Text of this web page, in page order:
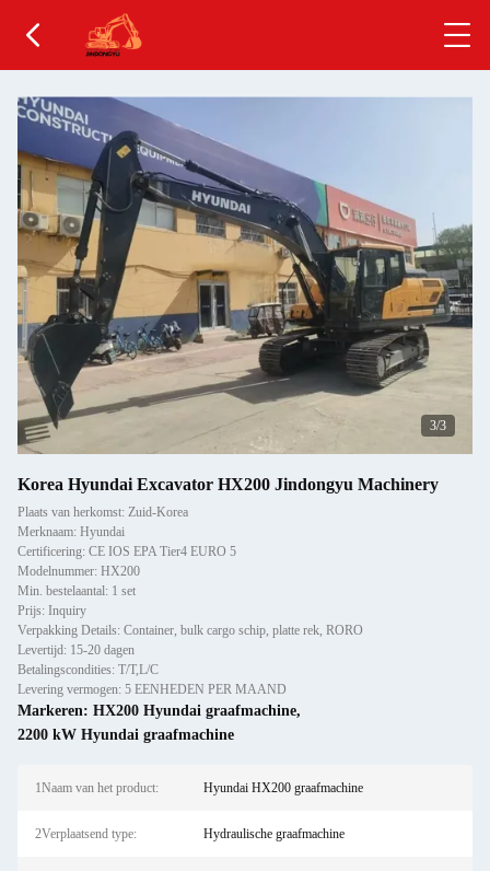
1/3
Korea Hyundai Excavator HX200 Jindongyu Machinery
Plaats van herkomst: Zuid-Korea
Merknaam: Hyundai
Certificering: CE IOS EPA Tier4 EURO 5
Modelnummer: HX200
Min. bestelaantal: 1 set
Prijs: Inquiry
Verpakking Details: Container, bulk cargo schip, platte rek, RORO
Levertijd: 15-20 dagen
Betalingscondities: T/T,L/C
Levering vermogen: 5 EENHEDEN PER MAAND
Markeren: HX200 Hyundai graafmachine,
2200 kW Hyundai graafmachine
1Naam van het product: Hyundai HX200 graafmachine
2Verplaatsend type: Hydraulische graafmachine